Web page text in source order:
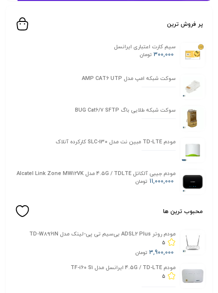
پر فروش ترین
سیم کارت اعتباری ایرانسل
300,000 تومان
سوکت شبکه امپ مدل AMP CAT6 UTP
سوکت شبکه طلایی باگ BUG Cat6/7 SFTP
مودم TD-LTE مبین نت مدل SLC-130 کارکرده آنلاک
مودم جیبی آلکاتل 4.5G / TDLTE مدل Alcatel Link Zone MW12VK
11,000,000 تومان
محبوب ترین ها
مودم روتر ADSL2 Plus بی‌سیم تی پی-لینک مدل TD-W8961N
5
3,900,000 تومان
مودم 4.5G / TD-LTE ایرانسل مدل TF-i60 S1
5